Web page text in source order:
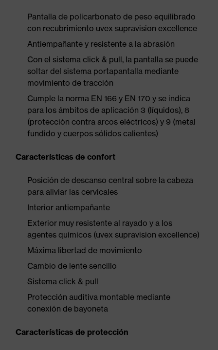
Pantalla de policarbonato de peso equilibrado
con recubrimiento uvex supravision excellence
Antiempañante y resistente a la abrasión
Con el sistema click & pull, la pantalla se puede
soltar del sistema portapantalla mediante
movimiento de tracción
Cumple la norma EN 166 y EN 170 y se indica
para los ámbitos de aplicación 3 (líquidos), 8
(protección contra arcos eléctricos) y 9 (metal
fundido y cuerpos sólidos calientes)
Características de confort
Posición de descanso central sobre la cabeza
para aliviar las cervicales
Interior antiempañante
Exterior muy resistente al rayado y a los
agentes químicos (uvex supravision excellence)
Máxima libertad de movimiento
Cambio de lente sencillo
Sistema click & pull
Protección auditiva montable mediante
conexión de bayoneta
Características de protección